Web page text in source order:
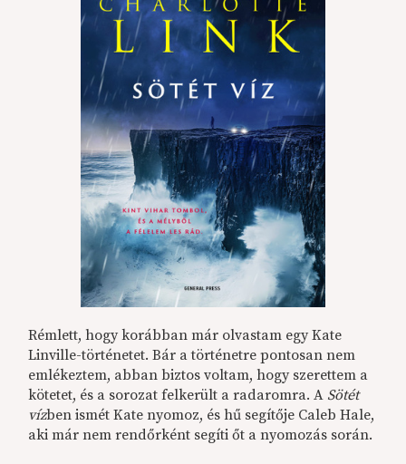
Rémlett, hogy korábban már olvastam egy Kate
Linville-történetet. Bár a történetre pontosan nem
emlékeztem, abban biztos voltam, hogy szerettem a
kötetet, és a sorozat felkerült a radaromra. A Sötét
vízben ismét Kate nyomoz, és hű segítője Caleb Hale,
aki már nem rendőrként segíti őt a nyomozás során.